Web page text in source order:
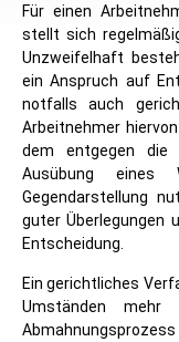
Für einen
stellt sich
Unzweifelhaft
ein Anspruch auf
notfalls auch
Arbeitnehmer
dem entgegen die
Ausübung eines
Gegendarstellung
guter Überlegungen
Entscheidung.
Ein gerichtliches
Umständen